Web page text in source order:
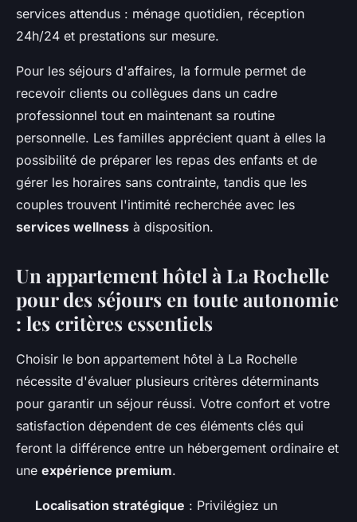
services attendus : ménage quotidien, réception
24h/24 et prestations sur mesure.
Pour les séjours d'affaires, la formule permet de
recevoir clients ou collègues dans un cadre
professionnel tout en maintenant sa routine
personnelle. Les familles apprécient quant à elles la
possibilité de préparer les repas des enfants et de
gérer les horaires sans contrainte, tandis que les
couples trouvent l'intimité recherchée avec les
services wellness à disposition.
Un appartement hôtel à La Rochelle
pour des séjours en toute autonomie
: les critères essentiels
Choisir le bon appartement hôtel à La Rochelle
nécessite d'évaluer plusieurs critères déterminants
pour garantir un séjour réussi. Votre confort et votre
satisfaction dépendent de ces éléments clés qui
feront la différence entre un hébergement ordinaire et
une expérience premium.
Localisation stratégique : Privilégiez un